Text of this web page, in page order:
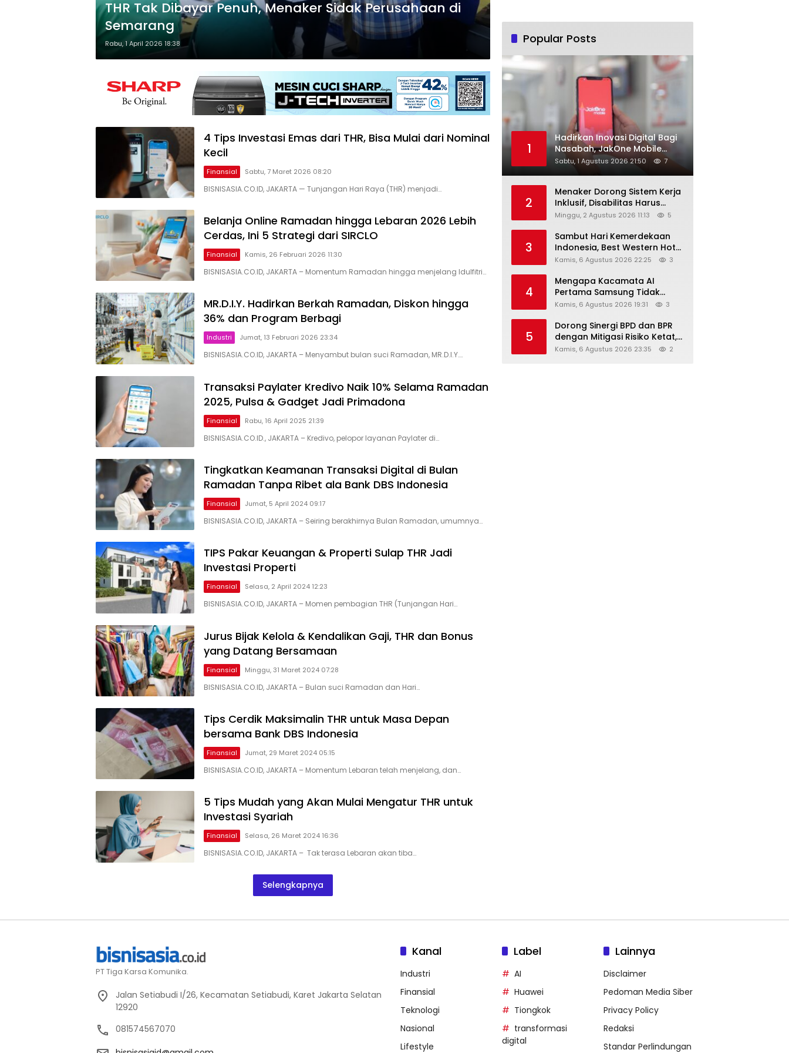
THR Tak Dibayar Penuh, Menaker Sidak Perusahaan di
Semarang
Rabu, 1 April 2026 18:38
4 Tips Investasi Emas dari THR, Bisa Mulai dari Nominal
Kecil
Finansial Sabtu, 7 Maret 2026 08:20
BISNISASIA.CO.ID, JAKARTA — Tunjangan Hari Raya (THR) menjadi…
Belanja Online Ramadan hingga Lebaran 2026 Lebih
Cerdas, Ini 5 Strategi dari SIRCLO
Finansial Kamis, 26 Februari 2026 11:30
BISNISASIA.CO.ID, JAKARTA – Momentum Ramadan hingga menjelang Idulfitri…
MR.D.I.Y. Hadirkan Berkah Ramadan, Diskon hingga
36% dan Program Berbagi
Industri Jumat, 13 Februari 2026 23:34
BISNISASIA.CO.ID, JAKARTA – Menyambut bulan suci Ramadan, MR.D.I.Y….
Transaksi Paylater Kredivo Naik 10% Selama Ramadan
2025, Pulsa & Gadget Jadi Primadona
Finansial Rabu, 16 April 2025 21:39
BISNISASIA.CO.ID., JAKARTA – Kredivo, pelopor layanan Paylater di…
Tingkatkan Keamanan Transaksi Digital di Bulan
Ramadan Tanpa Ribet ala Bank DBS Indonesia
Finansial Jumat, 5 April 2024 09:17
BISNISASIA.CO.ID, JAKARTA – Seiring berakhirnya Bulan Ramadan, umumnya…
TIPS Pakar Keuangan & Properti Sulap THR Jadi
Investasi Properti
Finansial Selasa, 2 April 2024 12:23
BISNISASIA.CO.ID, JAKARTA – Momen pembagian THR (Tunjangan Hari…
Jurus Bijak Kelola & Kendalikan Gaji, THR dan Bonus
yang Datang Bersamaan
Finansial Minggu, 31 Maret 2024 07:28
BISNISASIA.CO.ID, JAKARTA – Bulan suci Ramadan dan Hari…
Tips Cerdik Maksimalin THR untuk Masa Depan
bersama Bank DBS Indonesia
Finansial Jumat, 29 Maret 2024 05:15
BISNISASIA.CO.ID, JAKARTA – Momentum Lebaran telah menjelang, dan…
5 Tips Mudah yang Akan Mulai Mengatur THR untuk
Investasi Syariah
Finansial Selasa, 26 Maret 2024 16:36
BISNISASIA.CO.ID, JAKARTA – Tak terasa Lebaran akan tiba…
Selengkapnya
Popular Posts
1
Hadirkan Inovasi Digital Bagi
Nasabah, JakOne Mobile
Antar Bank Jakarta Sukses
Raih Digital Excellence
Sabtu, 1 Agustus 2026 21:50 7
2
Menaker Dorong Sistem Kerja
Inklusif, Disabilitas Harus
Dapat Kesempatan Setara
Minggu, 2 Agustus 2026 11:13 5
3
Sambut Hari Kemerdekaan
Indonesia, Best Western Hotel
Hadirkan The Freedom Stay
Kamis, 6 Agustus 2026 22:25 3
4
Mengapa Kacamata AI
Pertama Samsung Tidak
Dibekali Layar?
Kamis, 6 Agustus 2026 19:31 3
5
Dorong Sinergi BPD dan BPR
dengan Mitigasi Risiko Ketat,
Ini Penjelasan Ketum
Kamis, 6 Agustus 2026 23:35 2
PT Tiga Karsa Komunika.
Jalan Setiabudi I/26, Kecamatan Setiabudi, Karet Jakarta Selatan
12920
081574567070
Kanal
Industri
Finansial
Teknologi
Nasional
Lifestyle
Label
AI
Huawei
Tiongkok
transformasi
digital
Lainnya
Disclaimer
Pedoman Media Siber
Privacy Policy
Redaksi
Standar Perlindungan